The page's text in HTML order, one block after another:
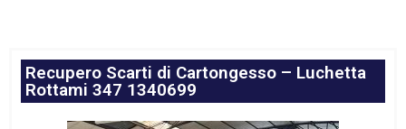
Recupero Scarti di Cartongesso – Luchetta
Rottami 347 1340699